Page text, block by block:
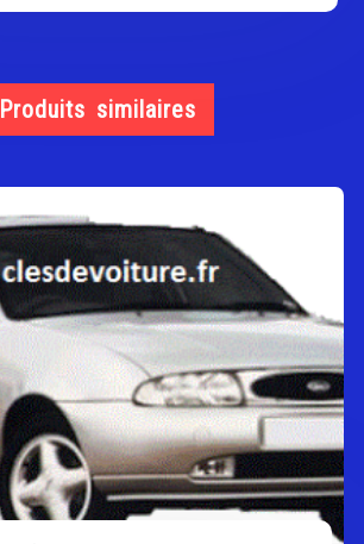
Produits similaires